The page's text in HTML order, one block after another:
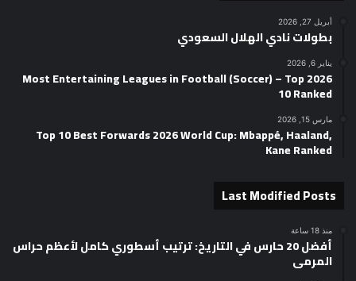
أبريل 27, 2026
بطولات نادي الهلال السعودي
يناير 6, 2026
2026 Most Entertaining Leagues in Football (Soccer) – Top
10 Ranked
مارس 15, 2026
Top 10 Best Forwards 2026 World Cup: Mbappé, Haaland,
Kane Ranked
Last Modified Posts
منذ 18 ساعة
أفضل 20 حارس في التاريخ: ترتيب أسطوري كامل لأعظم حراس
المرمى